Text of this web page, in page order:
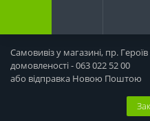
Самовивіз у магазині, пр.
домовленості - 063 022 52 00
або відправка Новою Поштою